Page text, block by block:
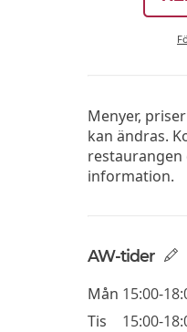
Menyer,
kan ändras.
information.
AW-tider
Mån 15:00-
Tis
15:00-